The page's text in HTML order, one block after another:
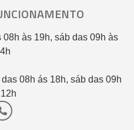
às 19h, sáb das 09h às
08h ás 18h, sáb das 09h